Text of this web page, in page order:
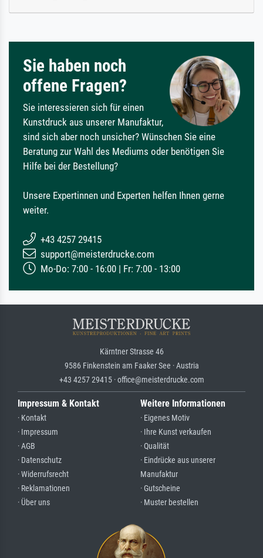
Sie haben noch
offene Fragen?
Sie interessieren sich für einen
Kunstdruck aus unserer Manufaktur,
sind sich aber noch unsicher? Wünschen Sie eine
Beratung zur Wahl des Mediums oder benötigen Sie
Hilfe bei der Bestellung?
Unsere Expertinnen und Experten helfen Ihnen gerne
weiter.
+43 4257 29415
support@meisterdrucke.com
Mo-Do: 7:00 - 16:00 | Fr: 7:00 - 13:00
Kärntner Strasse 46
9586 Finkenstein am Faaker See · Austria
+43 4257 29415 · office@meisterdrucke.com
Impressum & Kontakt
· Kontakt
· Impressum
· AGB
· Datenschutz
· Widerrufsrecht
· Reklamationen
· Über uns
Weitere Informationen
· Eigenes Motiv
· Ihre Kunst verkaufen
· Qualität
· Eindrücke aus unserer
Manufaktur
· Gutscheine
· Muster bestellen